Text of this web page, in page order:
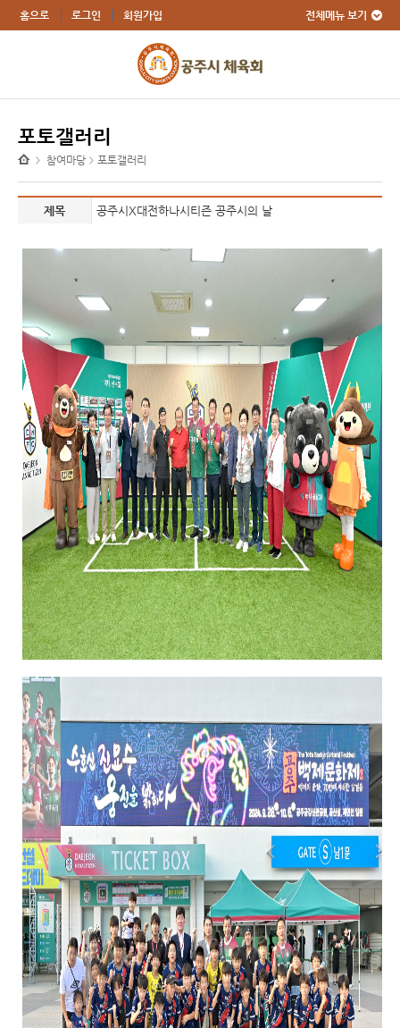
홈으로 로그인 회원가입 전체메뉴 보기
포토갤러리
> 참여마당 > 포토갤러리
제목 공주시X대전하나시티즌 공주시의 날